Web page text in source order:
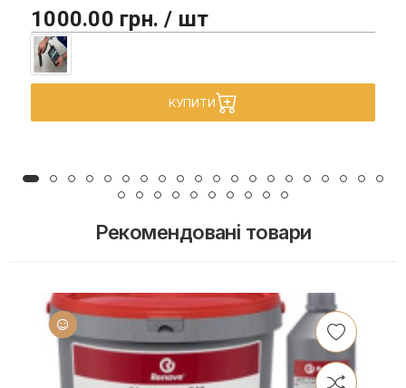
1000.00 грн. / шт
КУПИТИ
Рекомендовані товари